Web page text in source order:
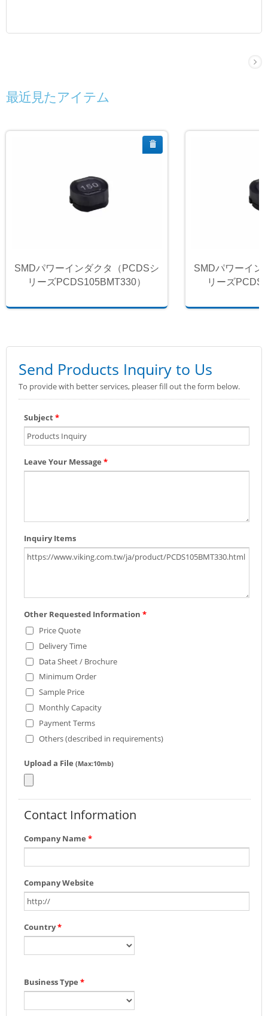
最近見たアイテム
SMDパワーインダクタ（PCDSシ
リーズPCDS105BMT330）
SMDパワーイン
リーズ